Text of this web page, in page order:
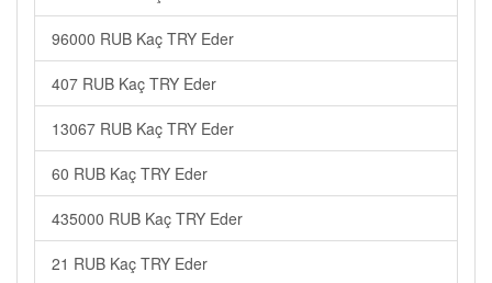
96000 RUB Kaç TRY Eder
407 RUB Kaç TRY Eder
13067 RUB Kaç TRY Eder
60 RUB Kaç TRY Eder
435000 RUB Kaç TRY Eder
21 RUB Kaç TRY Eder